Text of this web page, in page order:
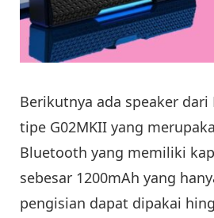
Berikutnya ada speaker
tipe G02MKII yang
Bluetooth yang memiliki
sebesar 1200mAh yang
pengisian dapat dipakai